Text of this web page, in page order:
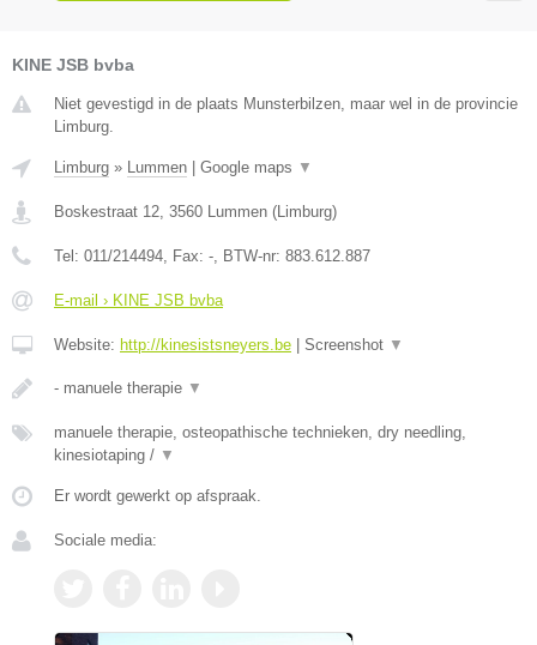
KINE JSB bvba
Niet gevestigd in de plaats Munsterbilzen, maar wel in de provincie
Limburg.
Limburg » Lummen Google maps ▼
Boskestraat 12 3560 Lummen ( Limburg)
Tel: 011/214494 , Fax: - , BTW-nr: 883.612.887
E-mail › KINE JSB bvba
Website: http://kinesistsneyers.be Screenshot ▼
- manuele therapie ▼
manuele therapie, osteopathische technieken, dry needling,
kinesiotaping / ▼
Er wordt gewerkt op afspraak.
Sociale media: